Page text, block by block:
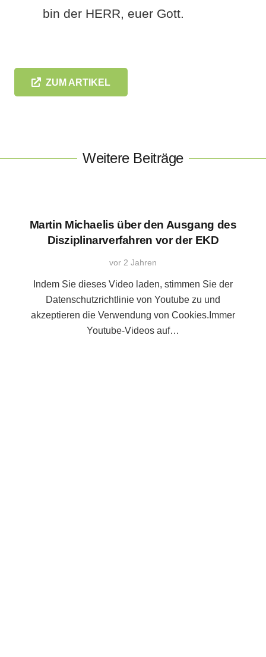
bin der HERR, euer Gott.
ZUM ARTIKEL
Weitere Beiträge
Martin Michaelis über den Ausgang des
Disziplinarverfahren vor der EKD
vor 2 Jahren
Indem Sie dieses Video laden, stimmen Sie der
Datenschutzrichtlinie von Youtube zu und
akzeptieren die Verwendung von Cookies.Immer
Youtube-Videos auf…